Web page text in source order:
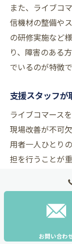
また、ライブコ
信機材の整備や
の研修実施など
り、障害のある
でいるのが特徴で
支援スタッフが
ライブコマース
現場改善が不可
用者一人ひとり
担を行うことが
また、配信時の
苦手な利用者へ
のサポートもス
用者の自信を育
し、小さな成功
お問い合わ